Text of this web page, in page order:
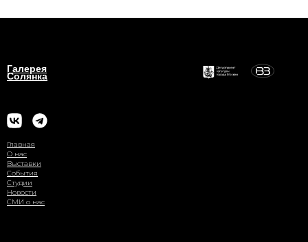
Галерея
Солянка
Главная
О нас
События
Выставки
Новости
Студии
СМИ о нас